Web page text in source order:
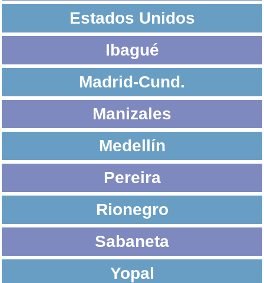
Estados Unidos
Ibagué
Madrid-Cund.
Manizales
Medellín
Pereira
Rionegro
Sabaneta
Yopal